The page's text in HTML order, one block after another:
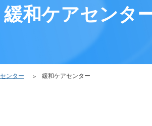
緩和ケアセンタ
ンター 緩和ケアセンター